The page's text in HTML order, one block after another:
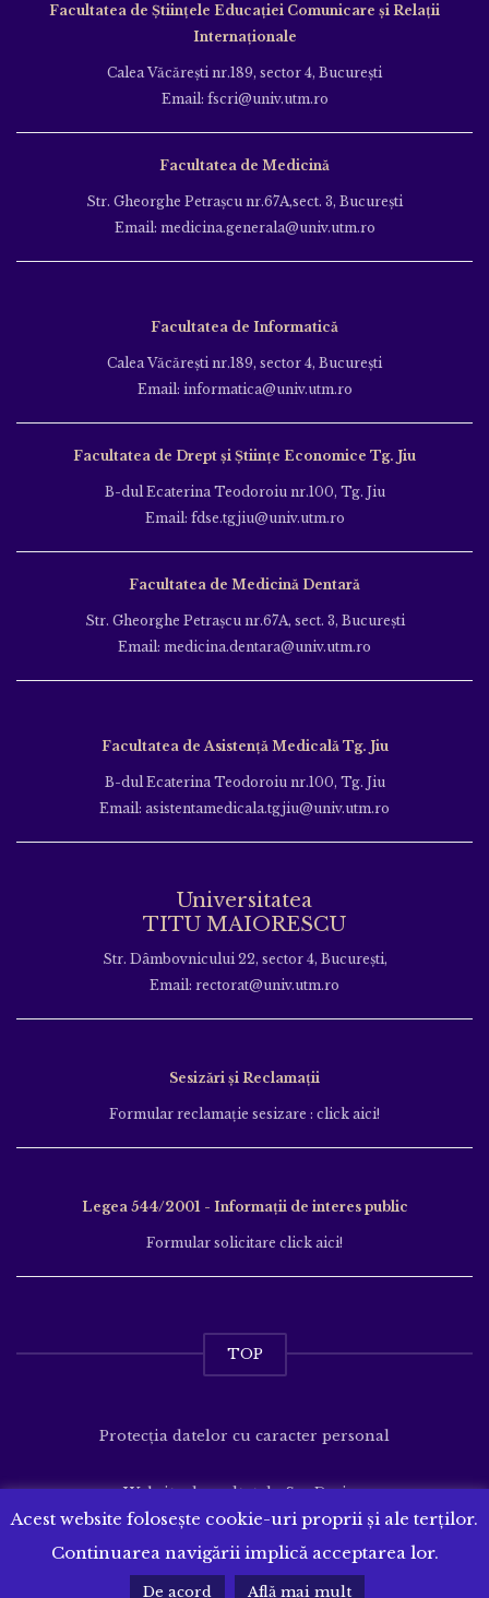
Facultatea de Ştiinţele Educației Comunicare și Relații
Internaționale
Calea Văcăreşti nr.189, sector 4, Bucureşti
Email: fscri@univ.utm.ro
Facultatea de Medicină
Str. Gheorghe Petraşcu nr.67A,sect. 3, Bucureşti
Email: medicina.generala@univ.utm.ro
Facultatea de Informatică
Calea Văcăreşti nr.189, sector 4, Bucureşti
Email: informatica@univ.utm.ro
Facultatea de Drept și Științe Economice Tg. Jiu
B-dul Ecaterina Teodoroiu nr.100, Tg. Jiu
Email: fdse.tgjiu@univ.utm.ro
Facultatea de Medicină Dentară
Str. Gheorghe Petraşcu nr.67A, sect. 3, Bucureşti
Email: medicina.dentara@univ.utm.ro
Facultatea de Asistență Medicală Tg. Jiu
B-dul Ecaterina Teodoroiu nr.100, Tg. Jiu
Email: asistentamedicala.tgjiu@univ.utm.ro
Universitatea
TITU MAIORESCU
Str. Dâmbovnicului 22, sector 4, București,
Email: rectorat@univ.utm.ro
Sesizări și Reclamații
Formular reclamație sesizare : click aici!
Legea 544/2001 - Informații de interes public
Formular solicitare click aici!
TOP
Protecția datelor cu caracter personal
Website dezvoltat deSenDesign
Acest website folosește cookie-uri proprii și ale terților.
Continuarea navigării implică acceptarea lor.
De acord Află mai mult